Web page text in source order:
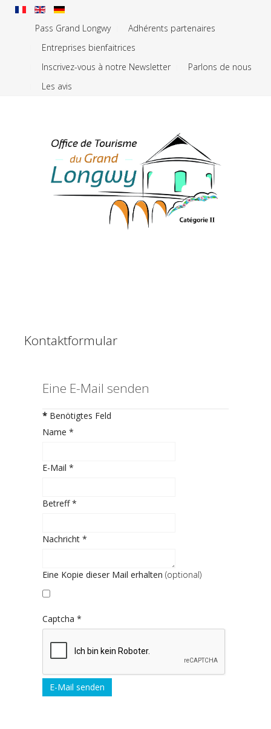
Pass Grand Longwy
Adhérents partenaires
Entreprises bienfaitrices
Inscrivez-vous à notre Newsletter
Parlons de nous
Les avis
Kontaktformular
Eine E-Mail senden
* Benötigtes Feld
Name *
E-Mail *
Betreff*
Nachricht *
Eine Kopie dieser Mail erhalten (optional)
Captcha *
E-Mail senden